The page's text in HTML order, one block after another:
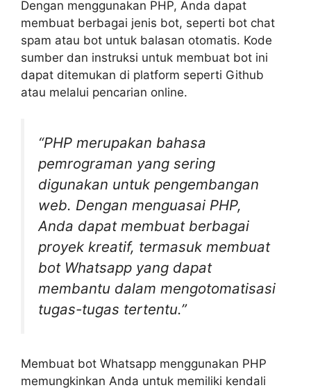
Dengan menggunakan PHP, Anda dapat
membuat berbagai jenis bot, seperti bot chat
spam atau bot untuk balasan otomatis. Kode
sumber dan instruksi untuk membuat bot ini
dapat ditemukan di platform seperti Github
atau melalui pencarian online.
“PHP merupakan bahasa
pemrograman yang sering
digunakan untuk pengembangan
web. Dengan menguasai PHP,
Anda dapat membuat berbagai
proyek kreatif, termasuk membuat
bot Whatsapp yang dapat
membantu dalam mengotomatisasi
tugas-tugas tertentu.”
Membuat bot Whatsapp menggunakan PHP
memungkinkan Anda untuk memiliki kendali